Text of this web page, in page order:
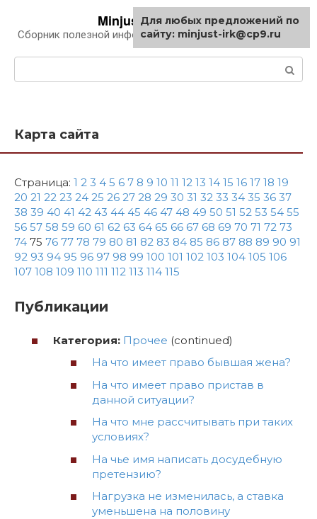
контенту
Minjust-irk.ru
Сборник полезной информации про автомобили
Карта сайта
Страница: 1 2 3 4 5 6 7 8 9 10 11 12 13 14 15 16 17 18 19
20 21 22 23 24 25 26 27 28 29 30 31 32 33 34 35 36 37
38 39 40 41 42 43 44 45 46 47 48 49 50 51 52 53 54 55
56 57 58 59 60 61 62 63 64 65 66 67 68 69 70 71 72 73
74 75 76 77 78 79 80 81 82 83 84 85 86 87 88 89 90 91
92 93 94 95 96 97 98 99 100 101 102 103 104 105 106
107 108 109 110 111 112 113 114 115
Публикации
Категория: Прочее (continued)
На что имеет право бывшая жена?
На что имеет право пристав в
данной ситуации?
На что мне рассчитывать при таких
условиях?
На чье имя написать досудебную
претензию?
Нагрузка не изменилась, а ставка
уменьшена на половину
Для любых предложений по
сайту: minjust-irk@cp9.ru